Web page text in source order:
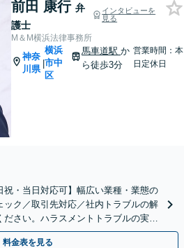
前田 康行 弁
護士
インタビューを
見る
M＆M横浜法律事務所
神奈
川県
|
横浜
市中
区
馬車道駅か
ら徒歩3分
営業時間：本
日定休日
祝・当日対応可】幅広い業種・業態の
ク／取引先対応／社内トラブルの解
さい。ハラスメントトラブルの実績
ます【弁護士歴30年】
料金表を見る